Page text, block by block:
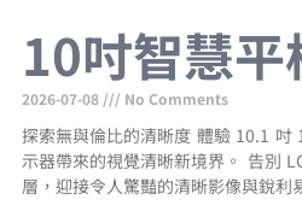
10吋智慧平
2026-07-08 No Comments
探索無與倫比的清晰度 體驗 10.1
示器帶來的視覺清晰新境界。 告別
層，迎接令人驚豔的清晰影像與銳利